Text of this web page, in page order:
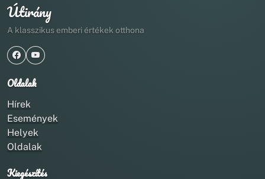
Útirány
A klasszikus emberi értékek otthona
Oldalak
Hírek
Események
Helyek
Oldalak
Kiegészítés